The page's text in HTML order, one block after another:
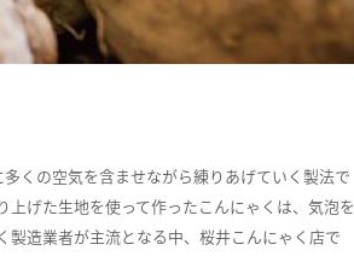
くの空気を含ませながら練りあげていく製法で
げた生地を使って作ったこんにゃくは、気泡を
造業者が主流となる中、桜井こんにゃく店で